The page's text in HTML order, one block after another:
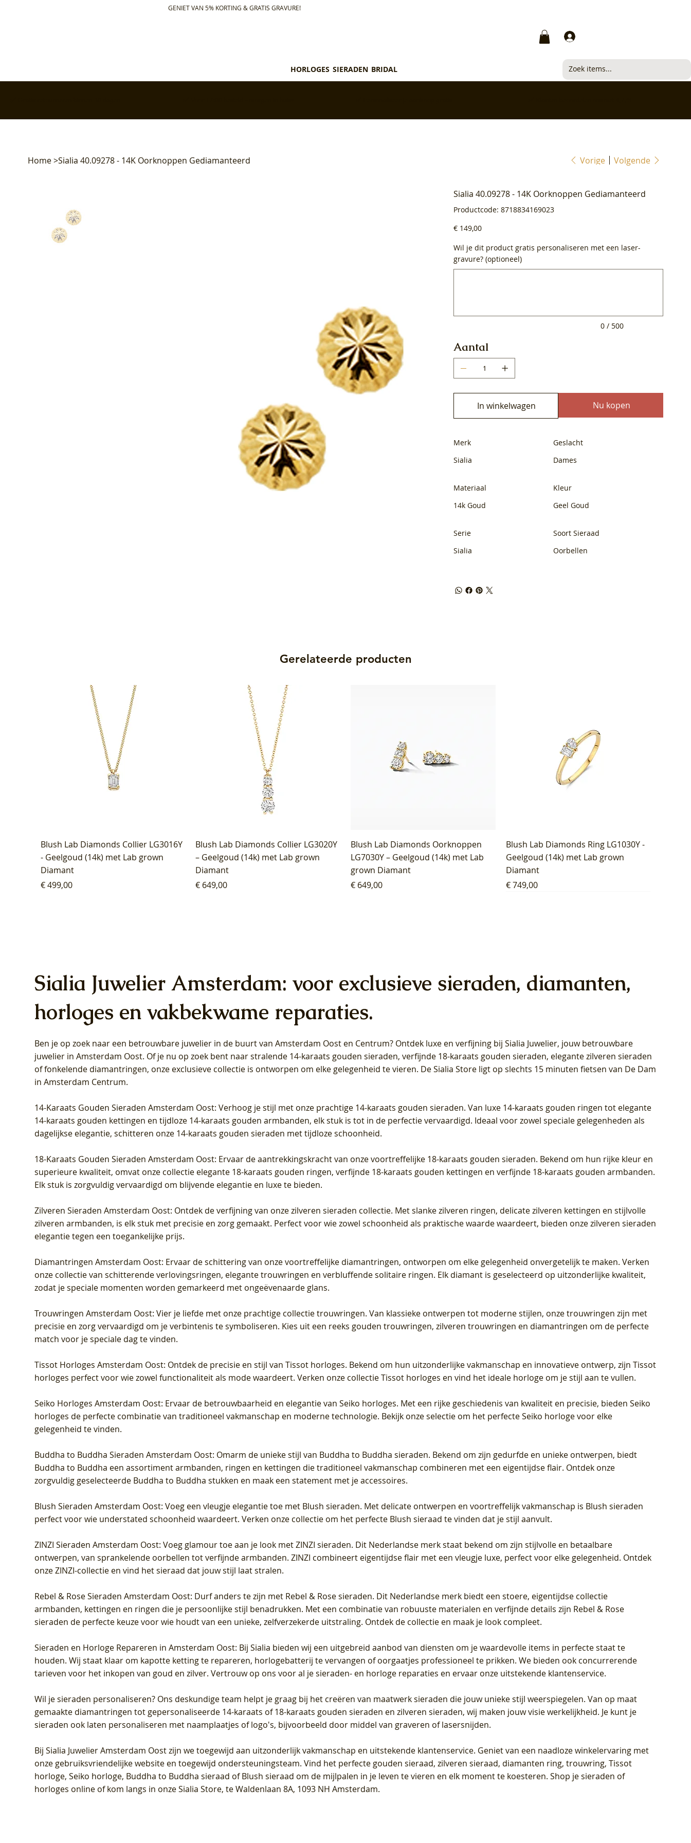
GENIET VAN 5% KORTING & GRATIS GRAVURE!
HORLOGES SIERADEN BRIDAL
Home>Sialia 40.09278 - 14K Oorknoppen Gediamanteerd Vorige Volgende
Sialia 40.09278 - 14K Oorknoppen Gediamanteerd
Productcode: Productcode
8718834169023
8718834169023
Prijs
€ 149,00
Wil je dit product gratis personaliseren met een laser-
gravure? (optioneel)
0 / 500
Aantal
In winkelwagen Nu kopen
Merk
Sialia
Geslacht
Dames
Materiaal
14k Goud
Kleur
Geel Goud
Serie
Sialia
Soort Sieraad
Oorbellen
Gerelateerde producten
Blush Lab Diamonds Collier LG3016Y
- Geelgoud (14k) met Lab grown
Diamant
Prijs
€ 499,00
Blush Lab Diamonds Collier LG3020Y
– Geelgoud (14k) met Lab grown
Diamant
Prijs
€ 649,00
Blush Lab Diamonds Oorknoppen
LG7030Y – Geelgoud (14k) met Lab
grown Diamant
Prijs
€ 649,00
Blush Lab Diamonds Ring LG1030Y -
Geelgoud (14k) met Lab grown
Diamant
Prijs
€ 749,00
Blush Lab Diamonds Oorhangers
LG9006Y/S - Geelgoud (14k) met Lab
grown Diamant
Blush Lab Diamonds Oorhangers
LG9007Y/S - Geelgoud (14k) met Lab
grown Diamant
Blush Lab Diamonds Ring LG1028Y -
Geelgoud (14k) met Lab grown
Diamant
Blush Lab Diamonds Collier LG3014Y
- Geelgoud (14k) met Lab grown
Diamant
Blush Lab Diamonds Collier LG3019Y
– Geelgoud (14k) met Lab grown
Diamant
Blush Lab Diamonds Ring LG1042Y –
Geelgoud (14k) met Lab grown
Diamant
Blush Lab Diamonds Oorknoppen
LG7027Y - Geelgoud (14k) met Lab
grown Diamant
Blush Lab Diamonds Ring LG1029Y -
Geelgoud (14k) met Lab grown
Diamant
Blush Lab Diamonds Ring LG1031Y -
Geelgoud (14k) met Lab grown
Diamant
Blush Lab Diamonds Ring LG1044Y –
Geelgoud (14k) met Lab grown
Diamant
Blush Lab Diamonds Oorknoppen
LG7026Y - Geelgoud (14k) met Lab
grown Diamant
Blush Lab Diamonds Oorknoppen
LG7033Y – Geelgoud (14k) met Lab
grown Diamant
Sialia Juwelier Amsterdam: voor exclusieve sieraden, diamanten,
horloges en vakbekwame reparaties.
Ben je op zoek naar een betrouwbare juwelier in de buurt van Amsterdam Oost en Centrum? Ontdek luxe en verfijning bij Sialia Juwelier, jouw betrouwbare
juwelier in Amsterdam Oost. Of je nu op zoek bent naar stralende 14-karaats gouden sieraden, verfijnde 18-karaats gouden sieraden, elegante zilveren sieraden
of fonkelende diamantringen, onze exclusieve collectie is ontworpen om elke gelegenheid te vieren. De Sialia Store ligt op slechts 15 minuten fietsen van De Dam
in Amsterdam Centrum.
14-Karaats Gouden Sieraden Amsterdam Oost: Verhoog je stijl met onze prachtige 14-karaats gouden sieraden. Van luxe 14-karaats gouden ringen tot elegante
14-karaats gouden kettingen en tijdloze 14-karaats gouden armbanden, elk stuk is tot in de perfectie vervaardigd. Ideaal voor zowel speciale gelegenheden als
dagelijkse elegantie, schitteren onze 14-karaats gouden sieraden met tijdloze schoonheid.
18-Karaats Gouden Sieraden Amsterdam Oost: Ervaar de aantrekkingskracht van onze voortreffelijke 18-karaats gouden sieraden. Bekend om hun rijke kleur en
superieure kwaliteit, omvat onze collectie elegante 18-karaats gouden ringen, verfijnde 18-karaats gouden kettingen en verfijnde 18-karaats gouden armbanden.
Elk stuk is zorgvuldig vervaardigd om blijvende elegantie en luxe te bieden.
Zilveren Sieraden Amsterdam Oost: Ontdek de verfijning van onze zilveren sieraden collectie. Met slanke zilveren ringen, delicate zilveren kettingen en stijlvolle
zilveren armbanden, is elk stuk met precisie en zorg gemaakt. Perfect voor wie zowel schoonheid als praktische waarde waardeert, bieden onze zilveren sieraden
elegantie tegen een toegankelijke prijs.
Diamantringen Amsterdam Oost: Ervaar de schittering van onze voortreffelijke diamantringen, ontworpen om elke gelegenheid onvergetelijk te maken. Verken
onze collectie van schitterende verlovingsringen, elegante trouwringen en verbluffende solitaire ringen. Elk diamant is geselecteerd op uitzonderlijke kwaliteit,
zodat je speciale momenten worden gemarkeerd met ongeëvenaarde glans.
Trouwringen Amsterdam Oost: Vier je liefde met onze prachtige collectie trouwringen. Van klassieke ontwerpen tot moderne stijlen, onze trouwringen zijn met
precisie en zorg vervaardigd om je verbintenis te symboliseren. Kies uit een reeks gouden trouwringen, zilveren trouwringen en diamantringen om de perfecte
match voor je speciale dag te vinden.
Tissot Horloges Amsterdam Oost: Ontdek de precisie en stijl van Tissot horloges. Bekend om hun uitzonderlijke vakmanschap en innovatieve ontwerp, zijn Tissot
horloges perfect voor wie zowel functionaliteit als mode waardeert. Verken onze collectie Tissot horloges en vind het ideale horloge om je stijl aan te vullen.
Seiko Horloges Amsterdam Oost: Ervaar de betrouwbaarheid en elegantie van Seiko horloges. Met een rijke geschiedenis van kwaliteit en precisie, bieden Seiko
horloges de perfecte combinatie van traditioneel vakmanschap en moderne technologie. Bekijk onze selectie om het perfecte Seiko horloge voor elke
gelegenheid te vinden.
Buddha to Buddha Sieraden Amsterdam Oost: Omarm de unieke stijl van Buddha to Buddha sieraden. Bekend om zijn gedurfde en unieke ontwerpen, biedt
Buddha to Buddha een assortiment armbanden, ringen en kettingen die traditioneel vakmanschap combineren met een eigentijdse flair. Ontdek onze
zorgvuldig geselecteerde Buddha to Buddha stukken en maak een statement met je accessoires.
Blush Sieraden Amsterdam Oost: Voeg een vleugje elegantie toe met Blush sieraden. Met delicate ontwerpen en voortreffelijk vakmanschap is Blush sieraden
perfect voor wie understated schoonheid waardeert. Verken onze collectie om het perfecte Blush sieraad te vinden dat je stijl aanvult.
ZINZI Sieraden Amsterdam Oost: Voeg glamour toe aan je look met ZINZI sieraden. Dit Nederlandse merk staat bekend om zijn stijlvolle en betaalbare
ontwerpen, van sprankelende oorbellen tot verfijnde armbanden. ZINZI combineert eigentijdse flair met een vleugje luxe, perfect voor elke gelegenheid. Ontdek
onze ZINZI-collectie en vind het sieraad dat jouw stijl laat stralen.
Rebel & Rose Sieraden Amsterdam Oost: Durf anders te zijn met Rebel & Rose sieraden. Dit Nederlandse merk biedt een stoere, eigentijdse collectie
armbanden, kettingen en ringen die je persoonlijke stijl benadrukken. Met een combinatie van robuuste materialen en verfijnde details zijn Rebel & Rose
sieraden de perfecte keuze voor wie houdt van een unieke, zelfverzekerde uitstraling. Ontdek de collectie en maak je look compleet.
Sieraden en Horloge Repareren in Amsterdam Oost: Bij Sialia bieden wij een uitgebreid aanbod van diensten om je waardevolle items in perfecte staat te
houden. Wij staat klaar om kapotte ketting te repareren, horlogebatterij te vervangen of oorgaatjes professioneel te prikken. We bieden ook concurrerende
tarieven voor het inkopen van goud en zilver. Vertrouw op ons voor al je sieraden- en horloge reparaties en ervaar onze uitstekende klantenservice.
Wil je sieraden personaliseren? Ons deskundige team helpt je graag bij het creëren van maatwerk sieraden die jouw unieke stijl weerspiegelen. Van op maat
gemaakte diamantringen tot gepersonaliseerde 14-karaats of 18-karaats gouden sieraden en zilveren sieraden, wij maken jouw visie werkelijkheid. Je kunt je
sieraden ook laten personaliseren met naamplaatjes of logo's, bijvoorbeeld door middel van graveren of lasersnijden.
BijSialia Juwelier Amsterdam Oostzijn we toegewijd aan uitzonderlijk vakmanschap en uitstekende klantenservice. Geniet van een naadloze winkelervaring met
onze gebruiksvriendelijke website en toegewijd ondersteuningsteam. Vind het perfecte gouden sieraad, zilveren sieraad, diamanten ring, trouwring, Tissot
horloge, Seiko horloge, Buddha to Buddha sieraad of Blush sieraad om de mijlpalen in je leven te vieren en elk moment te koesteren. Shop je sieraden of
horloges online of kom langs in onze Sialia Store, te Waldenlaan 8A, 1093 NH Amsterdam.